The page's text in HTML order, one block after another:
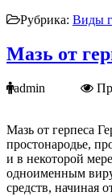
Рубрика: Виды
Мазь от
admin
Мазь от герпеса
простонародье,
и в некоторой
одноименным
средств, начиная